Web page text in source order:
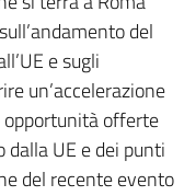
del
e sugli
un’accelerazione
opportunità offerte
dalla UE e dei punti
del recente evento